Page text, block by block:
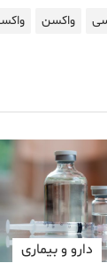
واکسن‌
دارو‌ و بیماری